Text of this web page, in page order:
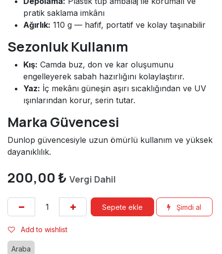
pratik saklama imkânı
Ağırlık: 110 g — hafif, portatif ve kolay taşınabilir
Sezonluk Kullanım
Kış: Camda buz, don ve kar oluşumunu
engelleyerek sabah hazırlığını kolaylaştırır.
Yaz: İç mekânı güneşin aşırı sıcaklığından ve UV
ışınlarından korur, serin tutar.
Marka Güvencesi
Dunlop güvencesiyle uzun ömürlü kullanım ve yüksek
dayanıklılık.
200,00 ₺ Vergi Dahil
Sepete ekle Şimdi al
Add to wishlist
Araba